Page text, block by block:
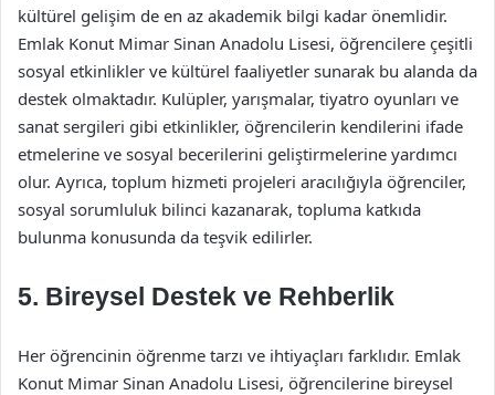
kültürel gelişim de en az akademik bilgi kadar önemlidir.
Emlak Konut Mimar Sinan Anadolu Lisesi, öğrencilere çeşitli
sosyal etkinlikler ve kültürel faaliyetler sunarak bu alanda da
destek olmaktadır. Kulüpler, yarışmalar, tiyatro oyunları ve
sanat sergileri gibi etkinlikler, öğrencilerin kendilerini ifade
etmelerine ve sosyal becerilerini geliştirmelerine yardımcı
olur. Ayrıca, toplum hizmeti projeleri aracılığıyla öğrenciler,
sosyal sorumluluk bilinci kazanarak, topluma katkıda
bulunma konusunda da teşvik edilirler.
5. Bireysel Destek ve Rehberlik
Her öğrencinin öğrenme tarzı ve ihtiyaçları farklıdır. Emlak
Konut Mimar Sinan Anadolu Lisesi, öğrencilerine bireysel